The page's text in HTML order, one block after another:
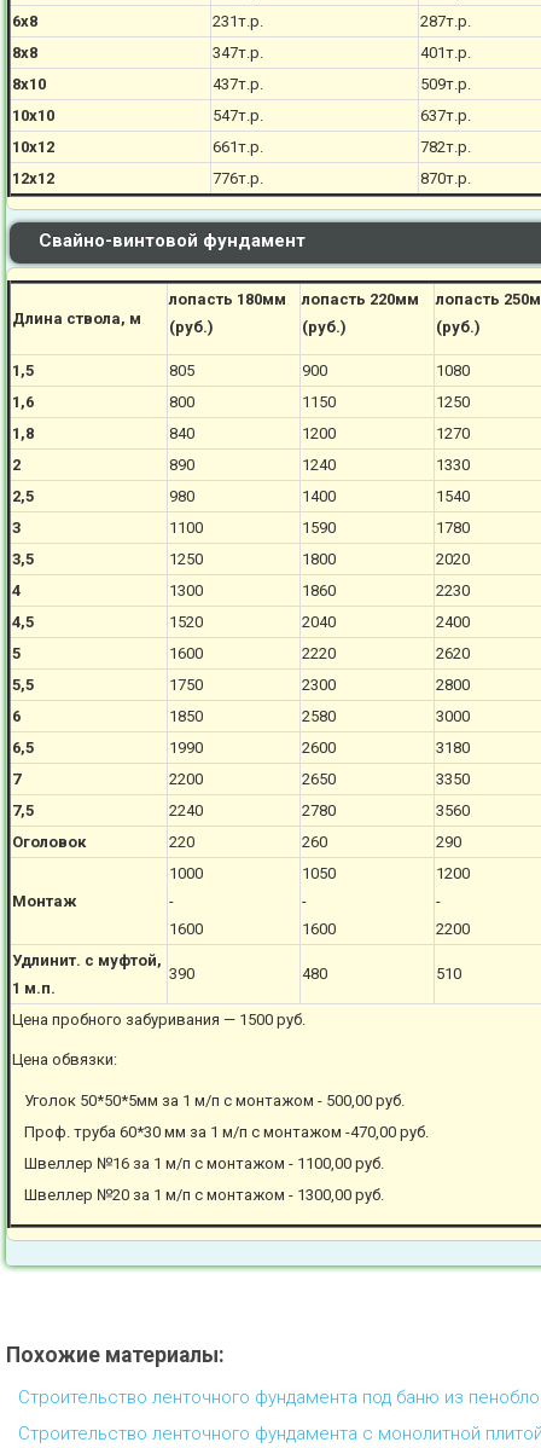
6х8
231т.р. 287т.р.
8х8
347т.р. 401т.р.
8х10
437т.р. 509т.р.
10х10
547т.р. 637т.р.
10х12
661т.р. 782т.р.
12х12
776т.р. 870т.р.
Свайно-винтовой фундамент
Длина ствола, м
лопасть 180мм
(руб.)
лопасть 220мм
(руб.)
лопасть
(руб.)
1,5 805 900
1080
1,6
800 1150
1250
1,8
840 1200
1270
2
890 1240
1330
2,5
980 1400
1540
3
1100 1590
1780
3,5
1250 1800
2020
4
1300 1860
2230
4,5
1520 2040
2400
5
1600 2220
2620
5,5
1750 2300
2800
6
1850 2580
3000
6,5
1990 2600
3180
7
2200 2650
3350
7,5
2240 2780
3560
Оголовок
220 260 290
Монтаж
1000
-
1600
1050
-
1600
1200
-
2200
Удлинит. с муфтой,
1 м.п.
390 480 510
Цена пробного забуривания — 1500 руб.
Цена обвязки:
Уголок 50*50*5мм за 1 м/п с монтажом - 500,00 руб.
Проф. труба 60*30 мм за 1 м/п с монтажом -470,00 руб.
Швеллер №16 за 1 м/п с монтажом - 1100,00 руб.
Швеллер №20 за 1 м/п с монтажом - 1300,00 руб.
Похожие материалы:
Строительство ленточного фундамента под баню из
Строительство ленточного фундамента с монолитной